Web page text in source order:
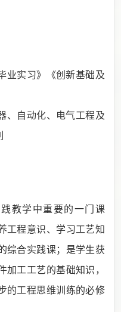
业实习》《创新基础及
、自动化、电气工程及
教学中重要的一门课
工程意识、学习工艺知
综合实践课；是学生获
加工工艺的基础知识，
的工程思维训练的必修